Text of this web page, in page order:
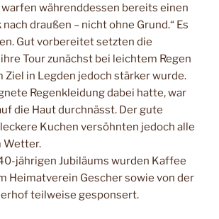
warfen währenddessen bereits einen
draußen – nicht ohne Grund.“ Es
Gut vorbereitet setzten die
Tour zunächst bei leichtem Regen
Ziel in Legden jedoch stärker wurde.
Regenkleidung dabei hatte, war
die Haut durchnässt. Der gute
Kuchen versöhnten jedoch alle
Wetter.
jährigen Jubiläums wurden Kaffee
Heimatverein Gescher sowie von der
teilweise gesponsert.